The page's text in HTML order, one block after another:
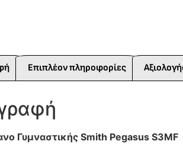
Επιπλέον πληροφορίες
Γυμναστικής Smith Pegasus S3MF